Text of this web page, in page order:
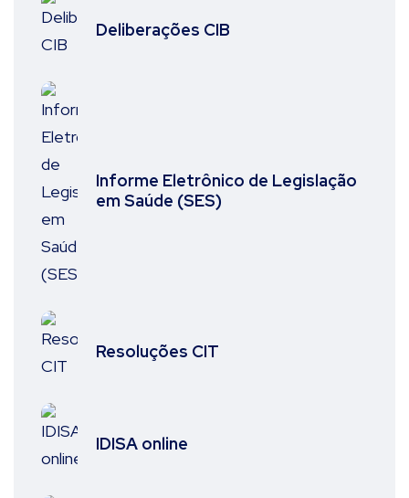
Deliberações CIB
Informe Eletrônico de Legislação
em Saúde (SES)
Resoluções CIT
IDISA online